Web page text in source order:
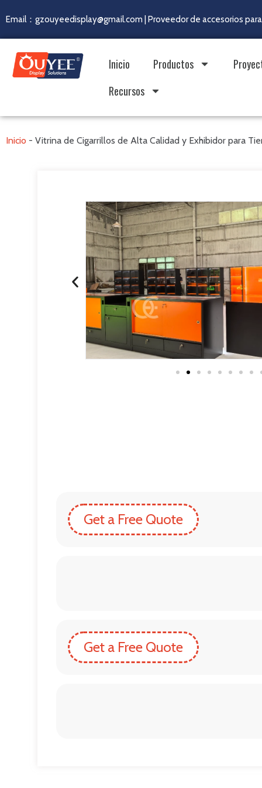
Email：gzouyeedisplay@gmail.com | Proveedor de accesorios
Inicio Productos
Recursos
Inicio - Vitrina de Cigarrillos de Alta Calidad y Exhibidor para
Get a Free Quote
Get a Free Quote